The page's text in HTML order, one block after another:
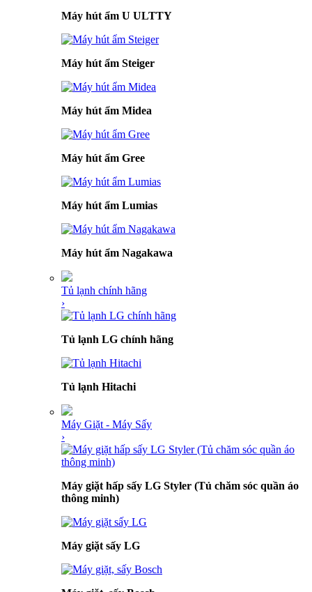
Máy hút ẩm U ULTTY
Máy hút ẩm Steiger
Máy hút ẩm Midea
Máy hút ẩm Gree
Máy hút ẩm Lumias
Máy hút ẩm Nagakawa
Tủ lạnh chính hãng
›
Tủ lạnh LG chính hãng
Tủ lạnh Hitachi
Máy Giặt - Máy Sấy
›
Máy giặt hấp sấy LG Styler (Tủ chăm sóc quần áo
thông minh)
Máy giặt sấy LG